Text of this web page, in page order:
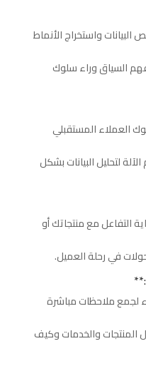
البيانات واستخراج الأنماط
السياق وراء سلوك
العملاء المستقبلي
لتحليل البيانات بشكل
التفاعل مع منتجاتك أو
في رحلة العميل.
لجمع ملاحظات مباشرة
المنتجات والخدمات وكيف